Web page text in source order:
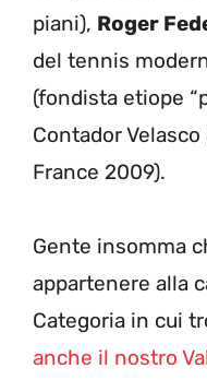
piani), Roger
del tennis
(fondista etiope
Contador
France 2009).
Gente insomma
appartenere alla
Categoria in cui
anche il nostro